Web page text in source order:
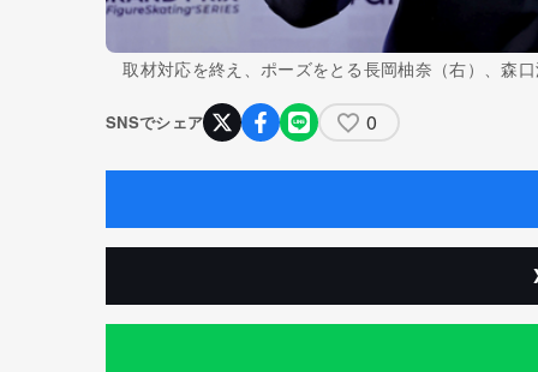
取材対応を終え、ポーズをとる長岡柚奈（右）、森
SNSでシェア 0